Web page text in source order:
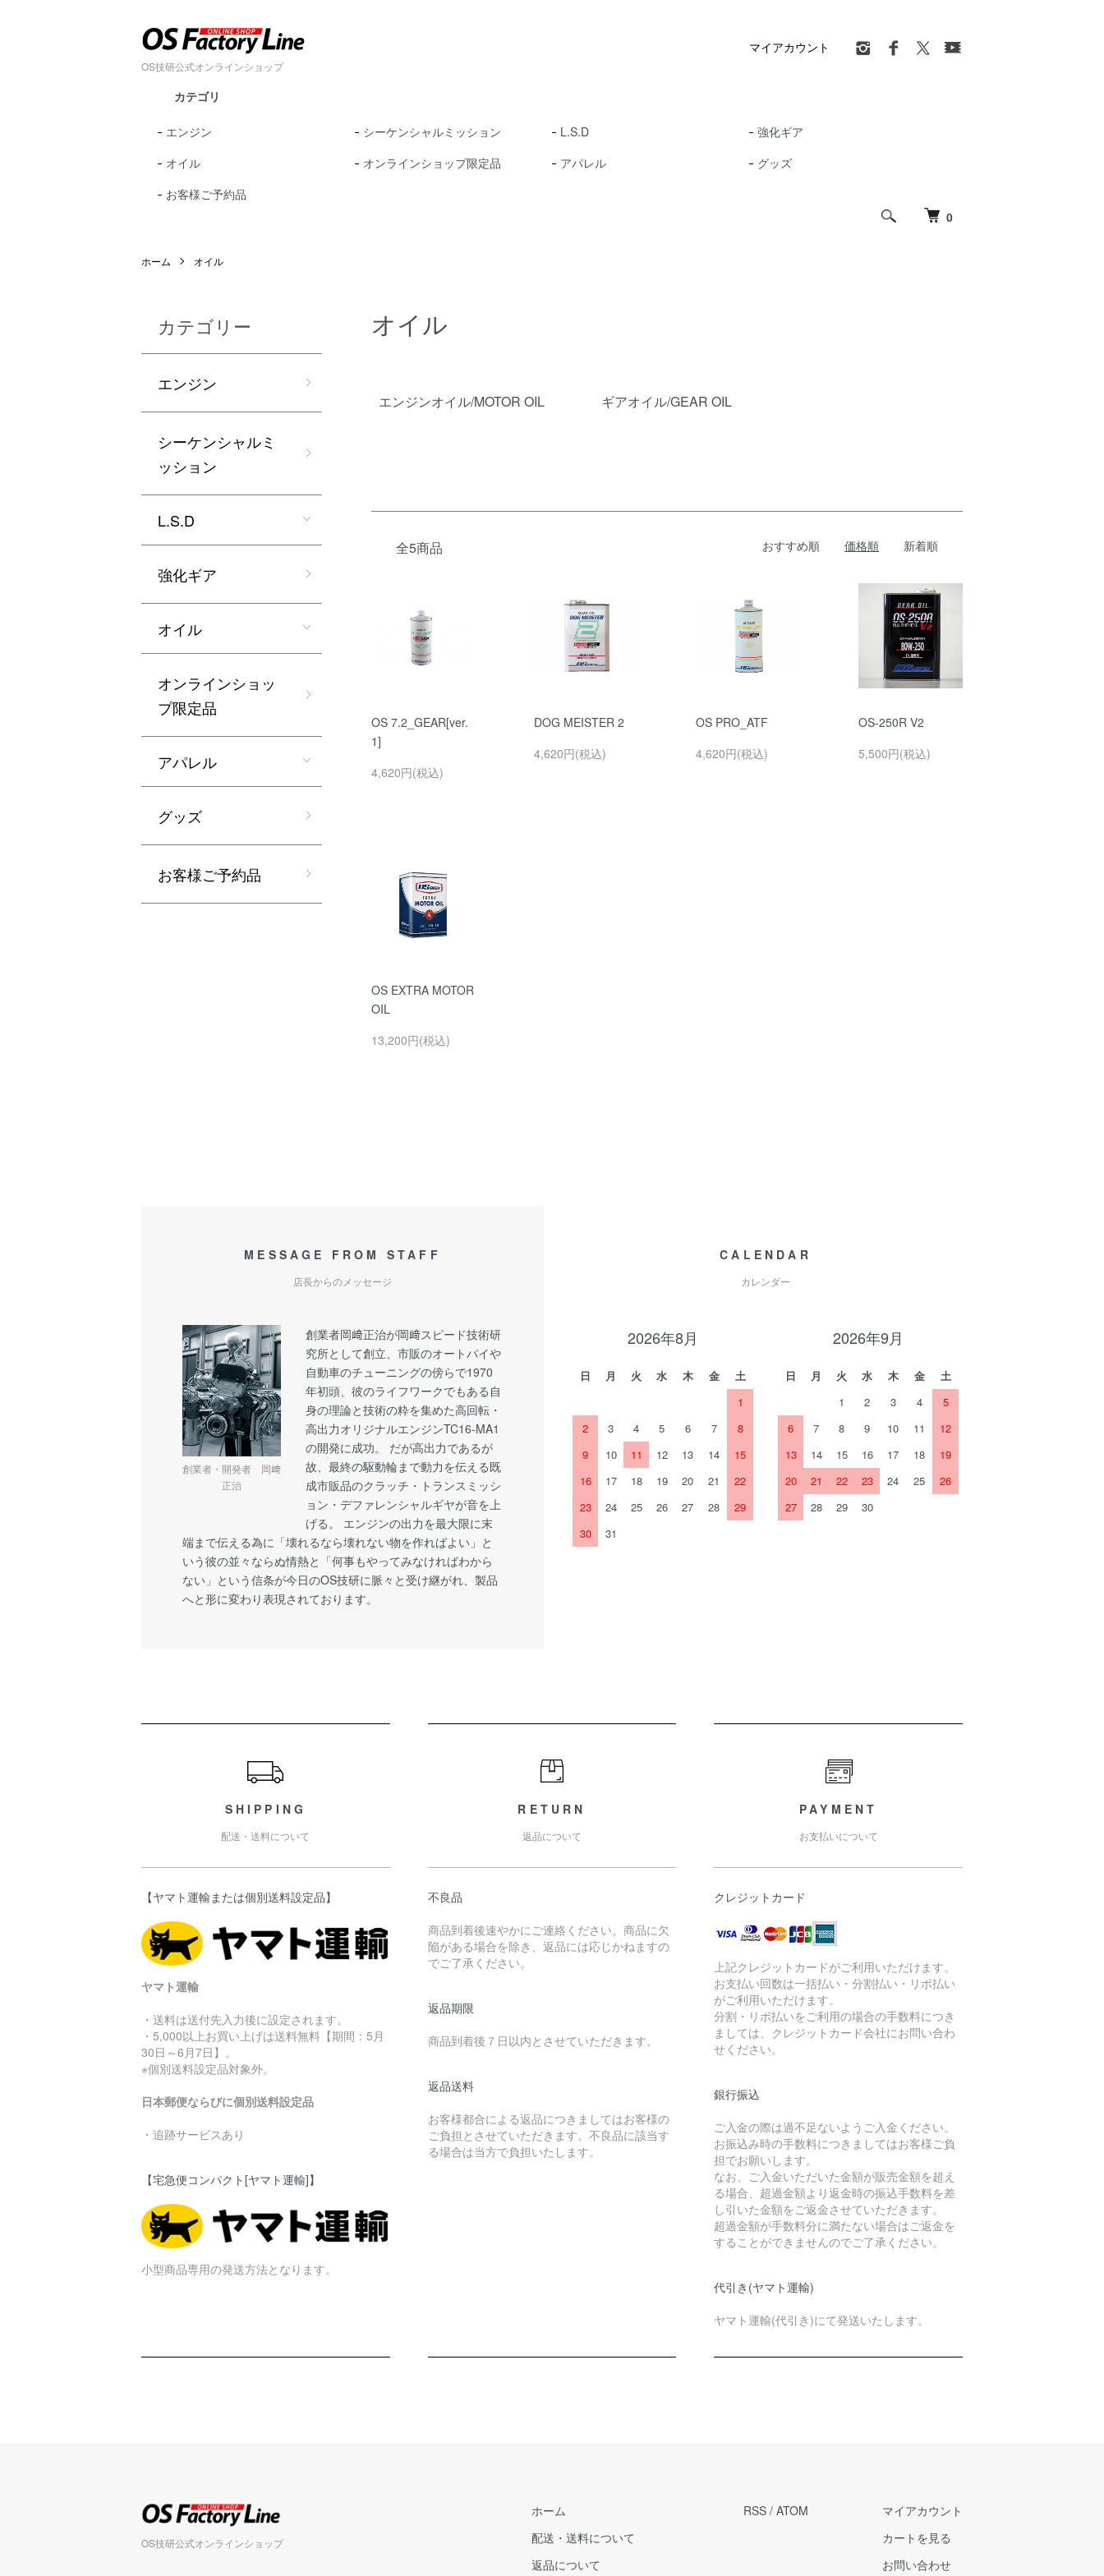
OS技研公式オンラインショップ
0
カテゴリ
エンジン シーケンシャルミッション L.S.D
強化ギア
オイル
オンラインショップ限定品 アパレル
グッズ
お客様ご予約品
マイアカウント
ホーム オイル
オイル
エンジンオイル/MOTOR OIL
ギアオイル/GEAR OIL
全5商品 おすすめ順 価格順 新着順
OS 7.2_GEAR[ver.
1]
4,620円(税込)
DOG MEISTER 2
4,620円(税込)
OS PRO_ATF
4,620円(税込)
OS-250R V2
5,500円(税込)
OS EXTRA MOTOR
OIL
13,200円(税込)
カテゴリー
エンジン
シーケンシャルミ
ッション
L.S.D
強化ギア
オイル
オンラインショッ
プ限定品
アパレル
グッズ
お客様ご予約品
MESSAGE FROM STAFF
店長からのメッセージ
創業者・開発者 岡﨑
正治
創業者岡﨑正治が岡﨑スピード技術研
究所として創立、市販のオートバイや
自動車のチューニングの傍らで1970
年初頭、彼のライフワークでもある自
身の理論と技術の粋を集めた高回転・
高出力オリジナルエンジンTC16-MA1
の開発に成功。 だが高出力であるが
故、最終の駆動輪まで動力を伝える既
成市販品のクラッチ・トランスミッシ
ョン・デファレンシャルギヤが音を上
げる。 エンジンの出力を最大限に末
端まで伝える為に「壊れるなら壊れない物を作ればよい」と
いう彼の並々ならぬ情熱と「何事もやってみなければわから
ない」という信条が今日のOS技研に脈々と受け継がれ、製品
へと形に変わり表現されております。
CALENDAR
カレンダー
2026年8月
日 月 火 水 木 金
土
1
2
3 4 5 6 7
8
9
10 11 12 13 14
15
16
17 18 19 20 21
22
23
24 25 26 27 28
29
30
31
2026年9月
日 月 火 水 木 金
土
1
2 3 4
5
6
7 8 9 10 11
12
13
14 15 16 17 18
19
20
21 22 23 24 25
26
27
28 29 30
SHIPPING
配送・送料について
【ヤマト運輸または個別送料設定品】
ヤマト運輸
・送料は送付先入力後に設定されます。
・5,000以上お買い上げは送料無料【期間：5月
30日～6月7日】。
※個別送料設定品対象外。
日本郵便ならびに個別送料設定品
・追跡サービスあり
【宅急便コンパクト[ヤマト運輸]】
小型商品専用の発送方法となります。
RETURN
返品について
不良品
商品到着後速やかにご連絡ください。商品に欠
陥がある場合を除き、返品には応じかねますの
でご了承ください。
返品期限
商品到着後７日以内とさせていただきます。
返品送料
お客様都合による返品につきましてはお客様の
ご負担とさせていただきます。不良品に該当す
る場合は当方で負担いたします。
PAYMENT
お支払いについて
クレジットカード
上記クレジットカードがご利用いただけます。
お支払い回数は一括払い・分割払い・リボ払い
がご利用いただけます。
分割・リボ払いをご利用の場合の手数料につき
ましては、クレジットカード会社にお問い合わ
せください。
銀行振込
ご入金の際は過不足ないようご入金ください。
お振込み時の手数料につきましてはお客様ご負
担でお願いします。
なお、ご入金いただいた金額が販売金額を超え
る場合、超過金額より返金時の振込手数料を差
し引いた金額をご返金させていただきます。
超過金額が手数料分に満たない場合はご返金を
することができませんのでご了承ください。
代引き(ヤマト運輸)
ヤマト運輸(代引き)にて発送いたします。
OS技研公式オンラインショップ
ホーム
配送・送料について
返品について
RSS / ATOM
マイアカウント
カートを見る
お問い合わせ